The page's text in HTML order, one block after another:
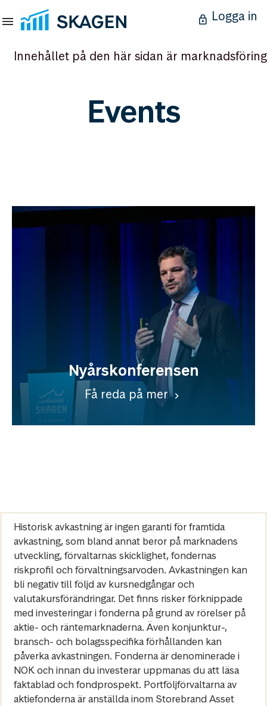
Logga in
Innehållet på den här sidan är marknadsföring
Events
Nyårskonferensen
Få reda på mer
Historisk avkastning är ingen garanti för framtida
avkastning, som bland annat beror på marknadens
utveckling, förvaltarnas skicklighet, fondernas
riskprofil och förvaltningsarvoden. Avkastningen kan
bli negativ till följd av kursnedgångar och
valutakursförändringar. Det finns risker förknippade
med investeringar i fonderna på grund av rörelser på
aktie- och räntemarknaderna. Även konjunktur-,
bransch- och bolagsspecifika förhållanden kan
påverka avkastningen. Fonderna är denominerade i
NOK och innan du investerar uppmanas du att läsa
faktablad och fondprospekt. Portföljförvaltarna av
aktiefonderna är anställda inom Storebrand Asset